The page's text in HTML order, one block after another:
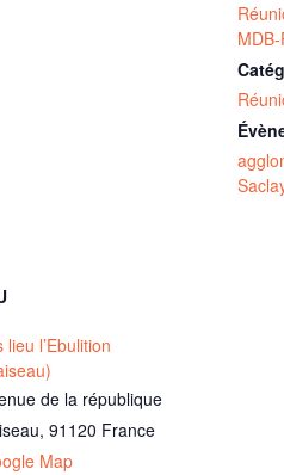
lieu l’Ebulition
de la république
, 91120 France
Map